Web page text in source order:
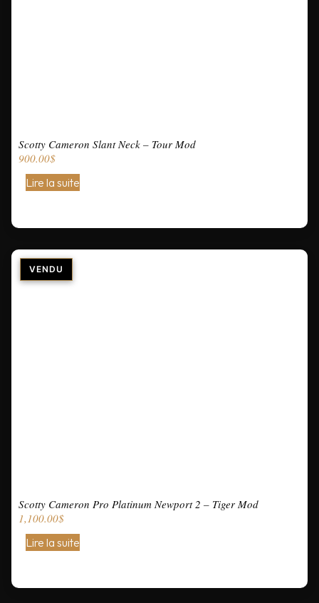
Scotty Cameron Slant Neck – Tour Mod
900.00$
Lire la suite
Scotty Cameron Pro Platinum Newport 2 – Tiger Mod
1,100.00$
Lire la suite